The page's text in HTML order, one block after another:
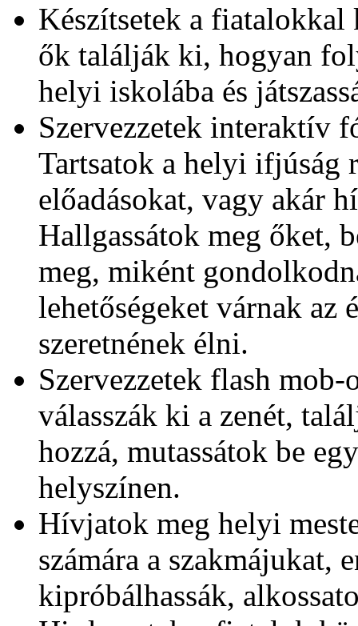
Készítsetek a fiatalokkal
ők találják ki, hogyan
helyi iskolába és
Szervezzetek interaktív
Tartsatok a helyi ifjúság
előadásokat, vagy akár
Hallgassátok meg őket,
meg, miként
lehetőségeket várnak
szeretnének élni.
Szervezzetek flash
válasszák ki a zenét,
hozzá, mutassátok be
helyszínen.
Hívjatok meg helyi
számára a szakmájukat,
kipróbálhassák,